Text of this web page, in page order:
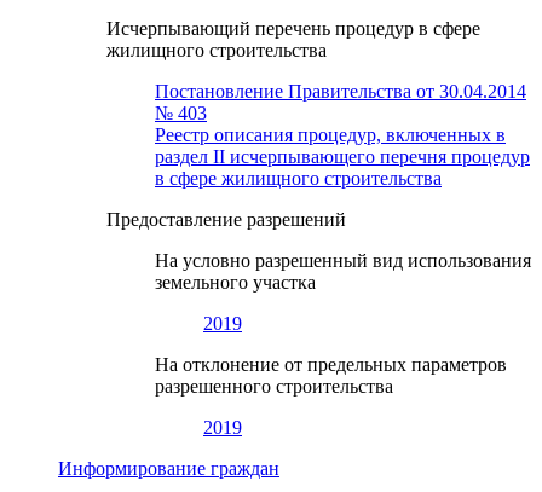
Исчерпывающий перечень процедур в сфере
жилищного строительства
Постановление Правительства от 30.04.2014
№ 403
Реестр описания процедур, включенных в
раздел II исчерпывающего перечня процедур
в сфере жилищного строительства
Предоставление разрешений
На условно разрешенный вид использования
земельного участка
2019
На отклонение от предельных параметров
разрешенного строительства
2019
Информирование граждан